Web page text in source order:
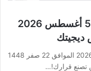
عروض لولو الرياض الأسبوعية 5 أغسطس 2026
عروض لولو الرياض الأسبوعية 5 أغسطس 2026 الموافق 22 صفر 1448
تصنع قرارك!…